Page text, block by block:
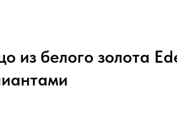
из белого золота